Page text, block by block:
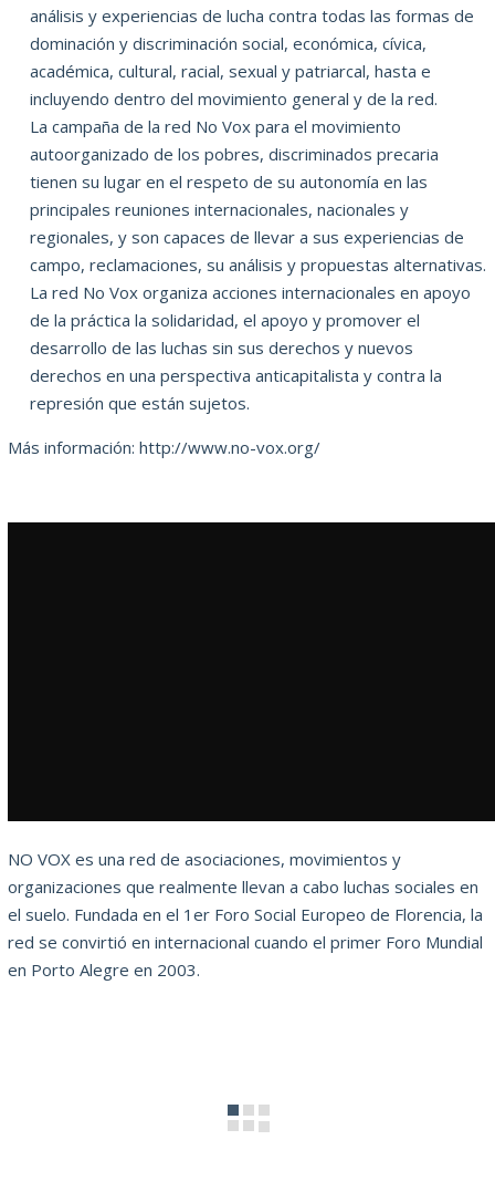
análisis y experiencias de lucha contra todas las formas de
dominación y discriminación social, económica, cívica,
académica, cultural, racial, sexual y patriarcal, hasta e
incluyendo dentro del movimiento general y de la red.
La campaña de la red No Vox para el movimiento
autoorganizado de los pobres, discriminados precaria
tienen su lugar en el respeto de su autonomía en las
principales reuniones internacionales, nacionales y
regionales, y son capaces de llevar a sus experiencias de
campo, reclamaciones, su análisis y propuestas alternativas.
La red No Vox organiza acciones internacionales en apoyo
de la práctica la solidaridad, el apoyo y promover el
desarrollo de las luchas sin sus derechos y nuevos
derechos en una perspectiva anticapitalista y contra la
represión que están sujetos.
Más información: http://www.no-vox.org/
NO VOX es una red de asociaciones, movimientos y
organizaciones que realmente llevan a cabo luchas sociales en
el suelo. Fundada en el 1er Foro Social Europeo de Florencia, la
red se convirtió en internacional cuando el primer Foro Mundial
en Porto Alegre en 2003.